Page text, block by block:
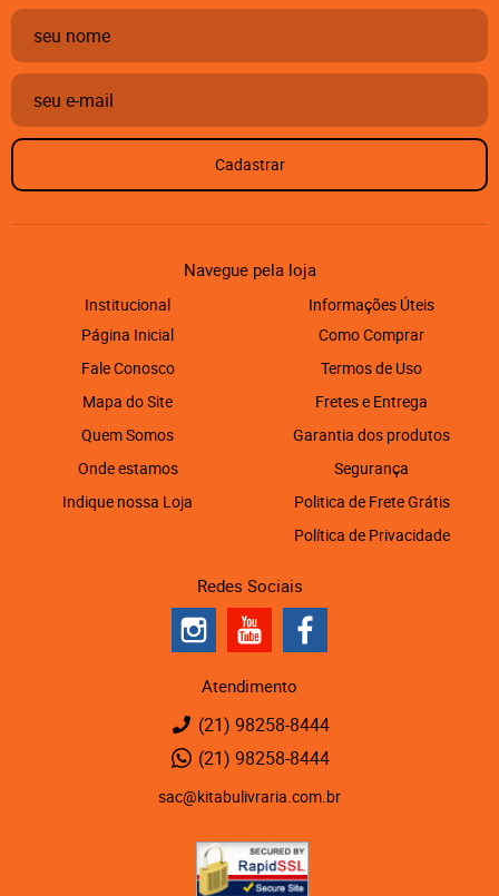
Cadastrar
Navegue pela loja
Institucional
Página Inicial
Fale Conosco
Mapa do Site
Quem Somos
Onde estamos
Indique nossa Loja
Informações Úteis
Como Comprar
Termos de Uso
Fretes e Entrega
Garantia dos produtos
Segurança
Politica de Frete Grátis
Política de Privacidade
Redes Sociais
Atendimento
(21) 98258-8444
(21) 98258-8444
sac@kitabulivraria.com.br